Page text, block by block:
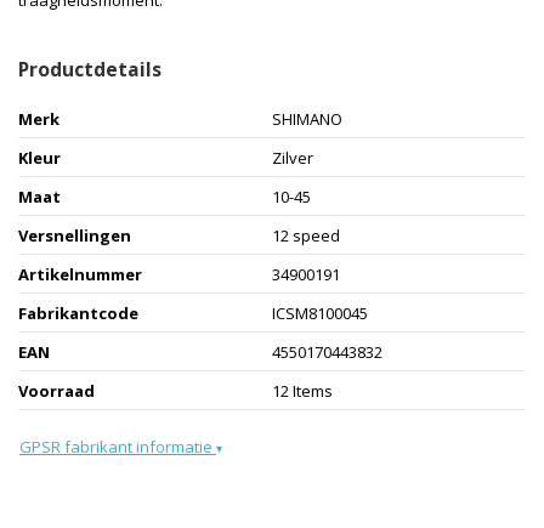
Productdetails
Merk
SHIMANO
Kleur
Zilver
Maat
10-45
Versnellingen
12 speed
Artikelnummer
34900191
Fabrikantcode
ICSM8100045
EAN
4550170443832
Voorraad
12 Items
GPSR fabrikant informatie ▾